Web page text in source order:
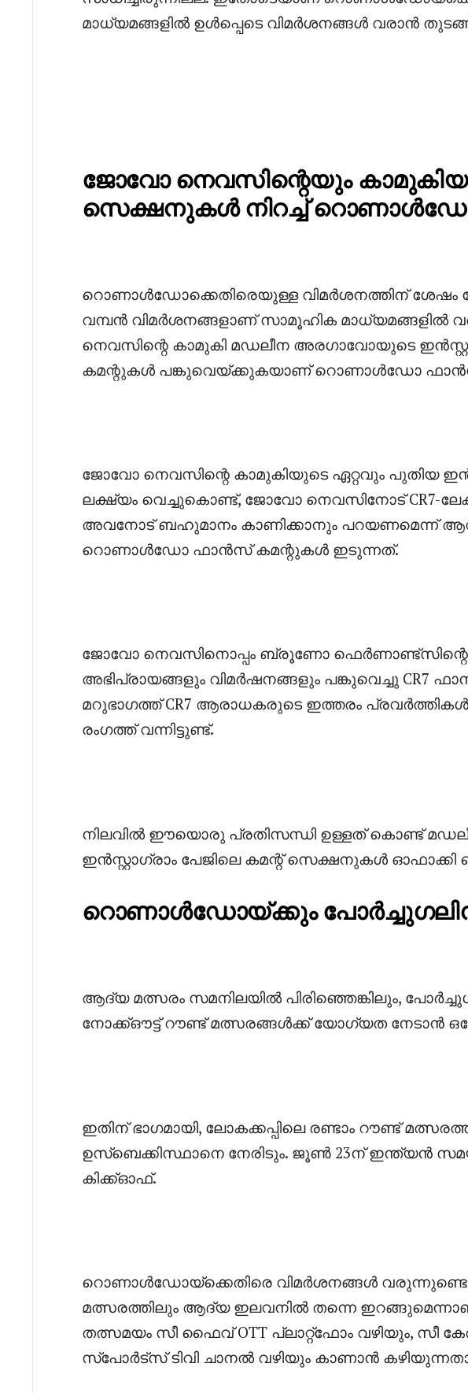
മാധ്യമങ്ങളിൽ ഉൾപ്പെടെ വിമർശനങ്ങൾ വരാൻ
ജോവോ നെവസിന്റെയും
സെക്ഷനുകൾ നിറച്ച്
‎റൊണാൾഡോക്കെതിരെയുള്ള വിമർശനത്തിന് ശേഷം
വമ്പൻ വിമർശനങ്ങളാണ് സാമൂഹിക മാധ്യമങ്ങളിൽ
നെവസിന്റെ കാമുകി മഡലീന അരഗാവോയുടെ
കമന്റുകൾ പങ്കുവെയ്ക്കുകയാണ് റൊണാൾഡോ
‎ജോവോ നെവസിന്റെ കാമുകിയുടെ ഏറ്റവും പുതിയ
ലക്ഷ്യം വെച്ചുകൊണ്ട്, ജോവോ നെവസിനോട് CR7-
അവനോട് ബഹുമാനം കാണിക്കാനും പറയണമെന്ന്
റൊണാൾഡോ ഫാൻസ്‌ കമന്റുകൾ ഇടുന്നത്.
‎ജോവോ നെവസിനൊപ്പം ബ്രൂണോ
അഭിപ്രായങ്ങളും വിമർഷനങ്ങളും പങ്കുവെച്ചു CR7
മറുഭാഗത്ത് CR7 ആരാധകരുടെ ഇത്തരം
രംഗത്ത് വന്നിട്ടുണ്ട്.
നിലവിൽ ഈയൊരു പ്രതിസന്ധി ഉള്ളത് കൊണ്ട്
ഇൻസ്റ്റാഗ്രാം പേജിലെ കമന്റ്‌ സെക്ഷനുകൾ ഓഫാക്കി
റൊണാൾഡോയ്ക്കും
‎ആദ്യ മത്സരം സമനിലയിൽ പിരിഞ്ഞെങ്കിലും,
നോക്ക്ഔട്ട് റൗണ്ട് മത്സരങ്ങൾക്ക് യോഗ്യത നേടാൻ
‎ഇതിന് ഭാഗമായി, ലോകക്കപ്പിലെ രണ്ടാം റൗണ്ട്
ഉസ്ബെക്കിസ്ഥാനെ നേരിടും. ജൂൺ 23ന് ഇന്ത്യൻ
കിക്ക്‌ഓഫ്.
‎റൊണാൾഡോയ്ക്കെതിരെ വിമർശനങ്ങൾ
മത്സരത്തിലും ആദ്യ ഇലവനിൽ തന്നെ ഇറങ്ങുമെന്നാണ്
തത്സമയം സീ ഫൈവ് OTT പ്ലാറ്റ്ഫോം വഴിയും, സീ
സ്പോർട്സ് ടിവി ചാനൽ വഴിയും കാണാൻ